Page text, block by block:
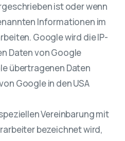
ist oder wenn
Informationen im
Google wird die IP-
Daten von Google
übertragenen Daten
Google in den USA
Vereinbarung mit
bezeichnet wird,